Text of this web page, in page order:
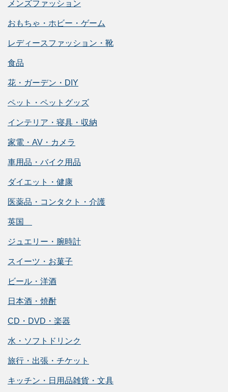
メンズファッション
おもちゃ・ホビー・ゲーム
レディースファッション・靴
食品
花・ガーデン・DIY
ペット・ペットグッズ
インテリア・寝具・収納
家電・AV・カメラ
車用品・バイク用品
ダイエット・健康
医薬品・コンタクト・介護
英国
ジュエリー・腕時計
スイーツ・お菓子
ビール・洋酒
日本酒・焼酎
CD・DVD・楽器
水・ソフトドリンク
旅行・出張・チケット
キッチン・日用品雑貨・文具